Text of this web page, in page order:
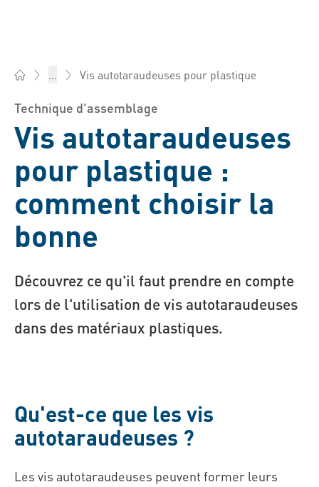
... Vis autotaraudeuses pour plastique
Technique d'assemblage
Vis autotaraudeuses
pour plastique :
comment choisir la
bonne
Découvrez ce qu'il faut prendre en compte
lors de l'utilisation de vis autotaraudeuses
dans des matériaux plastiques.
Qu'est-ce que les vis
autotaraudeuses ?
Les vis autotaraudeuses peuvent former leurs